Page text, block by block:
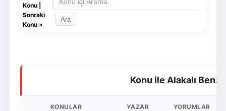
Konu|
Sonraki
Konu»
Konu ile Alakalı
KONULAR YAZAR YORUMLAR